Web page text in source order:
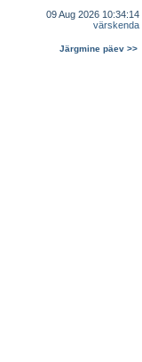
09 Aug 2026 10:34:14
värskenda
Järgmine päev >>